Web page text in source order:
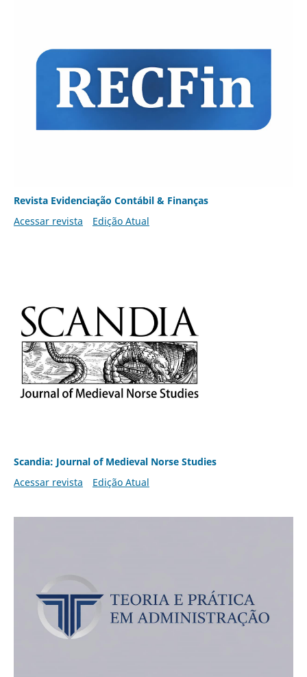
Revista Evidenciação Contábil & Finanças
Acessar revista
Edição Atual
Scandia: Journal of Medieval Norse Studies
Acessar revista
Edição Atual